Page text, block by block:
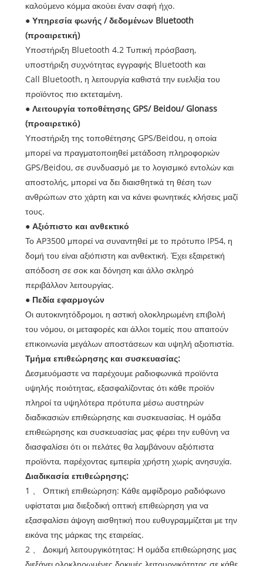
καλούμενο κόμμα ακούει έναν σαφή ήχο.
● Υπηρεσία φωνής / δεδομένων Bluetooth
(προαιρετική)
Υποστήριξη Bluetooth 4.2 Τυπική πρόσβαση,
υποστήριξη συχνότητας εγγραφής Bluetooth και
Call Bluetooth, η λειτουργία καθιστά την ευελιξία του
προϊόντος πιο εκτεταμένη.
● Λειτουργία τοποθέτησης GPS/ Beidou/ Glonass
(προαιρετικό)
Υποστήριξη της τοποθέτησης GPS/Beidou, η οποία
μπορεί να πραγματοποιηθεί μετάδοση πληροφοριών
GPS/Beidou, σε συνδυασμό με το λογισμικό εντολών και
αποστολής, μπορεί να δει διαισθητικά τη θέση των
ανθρώπων στο χάρτη και να κάνει φωνητικές κλήσεις μαζί
τους.
● Αξιόπιστο και ανθεκτικό
Το AP3500 μπορεί να συναντηθεί με το πρότυπο IP54, η
δομή του είναι αξιόπιστη και ανθεκτική. Έχει εξαιρετική
απόδοση σε σοκ και δόνηση και άλλο σκληρό
περιβάλλον λειτουργίας.
● Πεδία εφαρμογών
Οι αυτοκινητόδρομοι, η αστική ολοκληρωμένη επιβολή
του νόμου, οι μεταφορές και άλλοι τομείς που απαιτούν
επικοινωνία μεγάλων αποστάσεων και υψηλή αξιοπιστία.
Τμήμα επιθεώρησης και συσκευασίας:
Δεσμευόμαστε να παρέχουμε ραδιοφωνικά προϊόντα
υψηλής ποιότητας, εξασφαλίζοντας ότι κάθε προϊόν
πληροί τα υψηλότερα πρότυπα μέσω αυστηρών
διαδικασιών επιθεώρησης και συσκευασίας. Η ομάδα
επιθεώρησης και συσκευασίας μας φέρει την ευθύνη να
διασφαλίσει ότι οι πελάτες θα λαμβάνουν αξιόπιστα
προϊόντα, παρέχοντας εμπειρία χρήστη χωρίς ανησυχία.
Διαδικασία επιθεώρησης:
1 、 Οπτική επιθεώρηση: Κάθε αμφίδρομο ραδιόφωνο
υφίσταται μια διεξοδική οπτική επιθεώρηση για να
εξασφαλίσει άψογη αισθητική που ευθυγραμμίζεται με την
εικόνα της μάρκας της εταιρείας.
2 、 Δοκιμή λειτουργικότητας: Η ομάδα επιθεώρησης μας